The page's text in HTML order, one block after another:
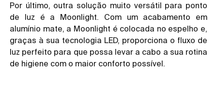
Por último, outra solução muito versátil para ponto
de luz é a Moonlight. Com um acabamento em
alumínio mate, a Moonlight é colocada no espelho e,
graças à sua tecnologia LED, proporciona o fluxo de
luz perfeito para que possa levar a cabo a sua rotina
de higiene com o maior conforto possível.